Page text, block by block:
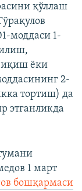
қўллаш
моддаси 1-
ёки
2-
тортиш) да
этганликда
1 март
бошқармаси